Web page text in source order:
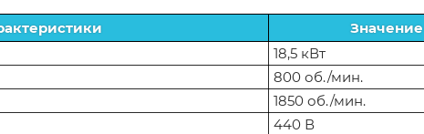
Значение
18,5 кВт
800 об./мин.
1850 об./мин.
440 В